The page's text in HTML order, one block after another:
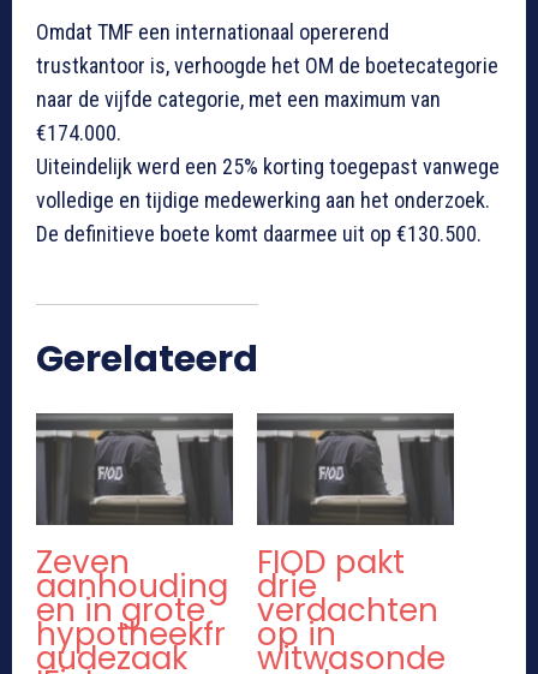
Omdat TMF een internationaal opererend
trustkantoor is, verhoogde het OM de boetecategorie
naar de vijfde categorie, met een maximum van
€174.000.
Uiteindelijk werd een 25% korting toegepast vanwege
volledige en tijdige medewerking aan het onderzoek.
De definitieve boete komt daarmee uit op €130.500.
Gerelateerd
Zeven
aanhouding
en in grote
hypotheekfr
audezaak
FIOD pakt
drie
verdachten
op in
witwasonde